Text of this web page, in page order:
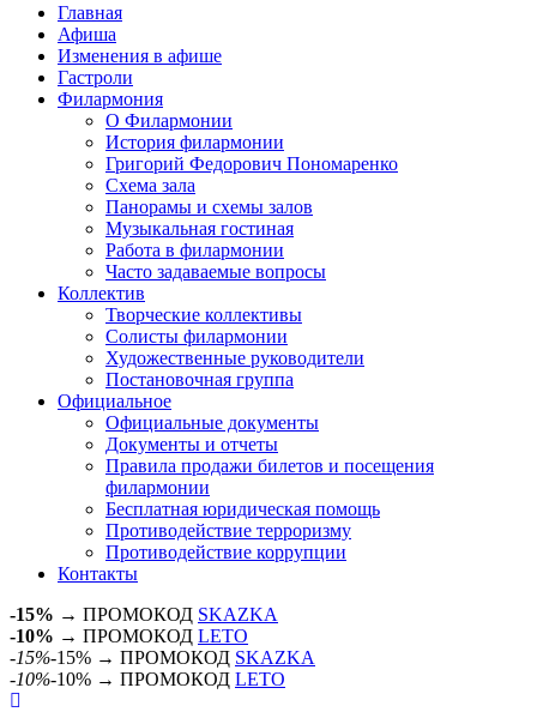
Главная
Афиша
Изменения в афише
Гастроли
Филармония
О Филармонии
История филармонии
Григорий Федорович Пономаренко
Схема зала
Панорамы и схемы залов
Музыкальная гостиная
Работа в филармонии
Часто задаваемые вопросы
Коллектив
Творческие коллективы
Солисты филармонии
Художественные руководители
Постановочная группа
Официальное
Официальные документы
Документы и отчеты
Правила продажи билетов и посещения
филармонии
Бесплатная юридическая помощь
Противодействие терроризму
Противодействие коррупции
Контакты
-15% → ПРОМОКОД SKAZKA
-10% → ПРОМОКОД LETO
-15%-15% → ПРОМОКОД SKAZKA
-10%-10% → ПРОМОКОД LETO